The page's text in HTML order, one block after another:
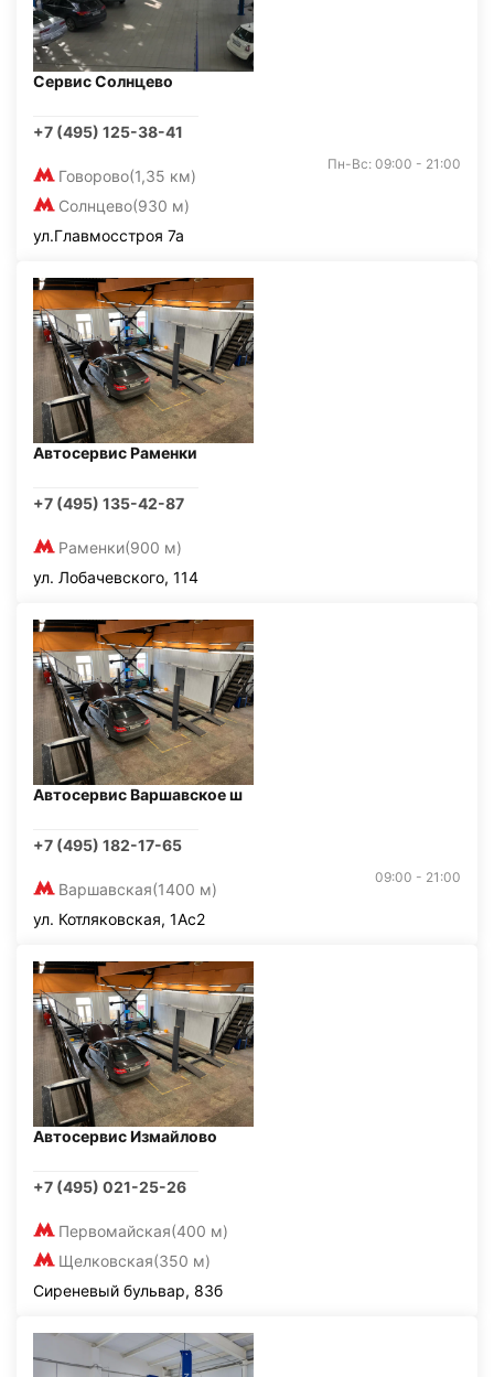
Сервис Солнцево
+7 (495) 125-38-41
Говорово(1,35 км)
Солнцево(930 м)
Пн-Вс: 09:00 - 21:00
ул.Главмосстроя 7а
Автосервис Раменки
+7 (495) 135-42-87
Раменки(900 м)
ул. Лобачевского, 114
Автосервис Варшавское ш
+7 (495) 182-17-65
Варшавская(1400 м)
09:00 - 21:00
ул. Котляковская, 1Ас2
Автосервис Измайлово
+7 (495) 021-25-26
Первомайская(400 м)
Щелковская(350 м)
Сиреневый бульвар, 83б